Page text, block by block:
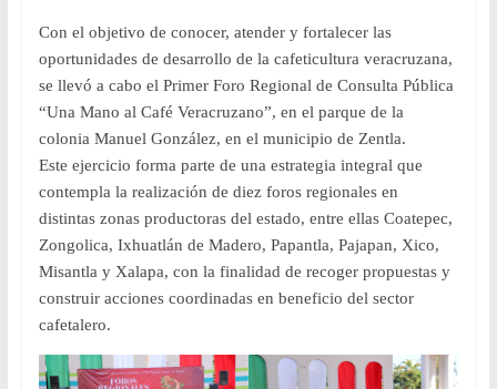
Con el objetivo de conocer, atender y fortalecer las
oportunidades de desarrollo de la cafeticultura veracruzana,
se llevó a cabo el Primer Foro Regional de Consulta Pública
“Una Mano al Café Veracruzano”, en el parque de la
colonia Manuel González, en el municipio de Zentla.
Este ejercicio forma parte de una estrategia integral que
contempla la realización de diez foros regionales en
distintas zonas productoras del estado, entre ellas Coatepec,
Zongolica, Ixhuatlán de Madero, Papantla, Pajapan, Xico,
Misantla y Xalapa, con la finalidad de recoger propuestas y
construir acciones coordinadas en beneficio del sector
cafetalero.